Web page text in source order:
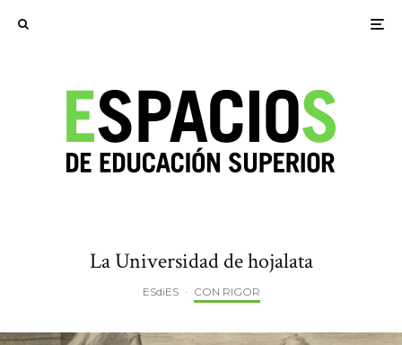
La Universidad de hojalata
ESdiES · CON RIGOR